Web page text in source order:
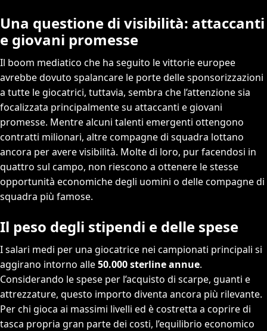
Una questione di visibilità: attaccanti
e giovani promesse
Il boom mediatico che ha seguito le vittorie europee
avrebbe dovuto spalancare le porte delle sponsorizzazioni
a tutte le giocatrici, tuttavia, sembra che l’attenzione sia
focalizzata principalmente su attaccanti e giovani
promesse. Mentre alcuni talenti emergenti ottengono
contratti milionari, altre compagne di squadra lottano
ancora per avere visibilità. Molte di loro, pur facendosi in
quattro sul campo, non riescono a ottenere le stesse
opportunità economiche degli uomini o delle compagne di
squadra più famose.
Il peso degli stipendi e delle spese
I salari medi per una giocatrice nei campionati principali si
aggirano intorno alle50.000 sterline annue.
Considerando le spese per l’acquisto di scarpe, guanti e
attrezzature, questo importo diventa ancora più rilevante.
Per chi gioca ai massimi livelli ed è costretta a coprire di
tasca propria gran parte dei costi, l’equilibrio economico